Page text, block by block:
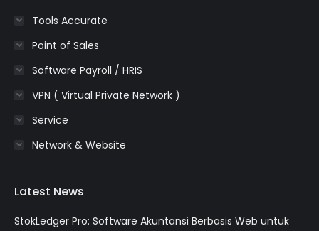
Tools Accurate
Point of Sales
Software Payroll / HRIS
VPN ( Virtual Private Network )
Service
Network & Website
Latest News
StokLedger Pro: Software Akuntansi Berbasis Web untuk